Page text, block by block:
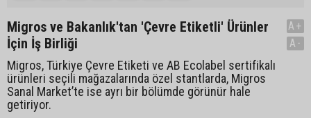
Migros ve Bakanlık'tan 'Çevre Etiketli' Ürünler
İçin İş Birliği
Migros, Türkiye Çevre Etiketi ve AB Ecolabel sertifikalı
ürünleri seçili mağazalarında özel stantlarda, Migros
Sanal Market’te ise ayrı bir bölümde görünür hale
getiriyor.
A+
A-